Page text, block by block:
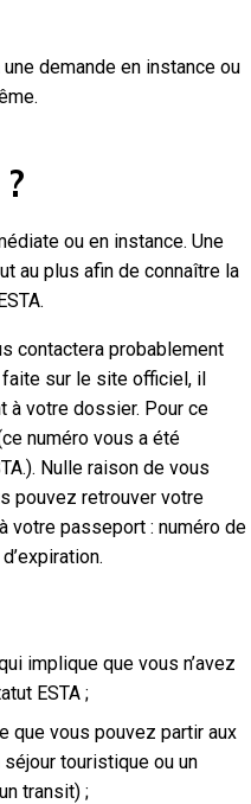
demande en instance ou
ou en instance. Une
au plus afin de connaître la
contactera probablement
sur le site officiel, il
à votre dossier. Pour ce
numéro vous a été
Nulle raison de vous
pouvez retrouver votre
votre passeport : numéro de
implique que vous n’avez
ESTA ;
que vous pouvez partir aux
touristique ou un
transit) ;